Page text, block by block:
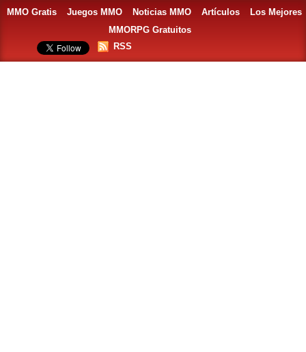
MMO Gratis Juegos MMO Noticias MMO Artículos
Los Mejores
MMORPG Gratuitos
RSS